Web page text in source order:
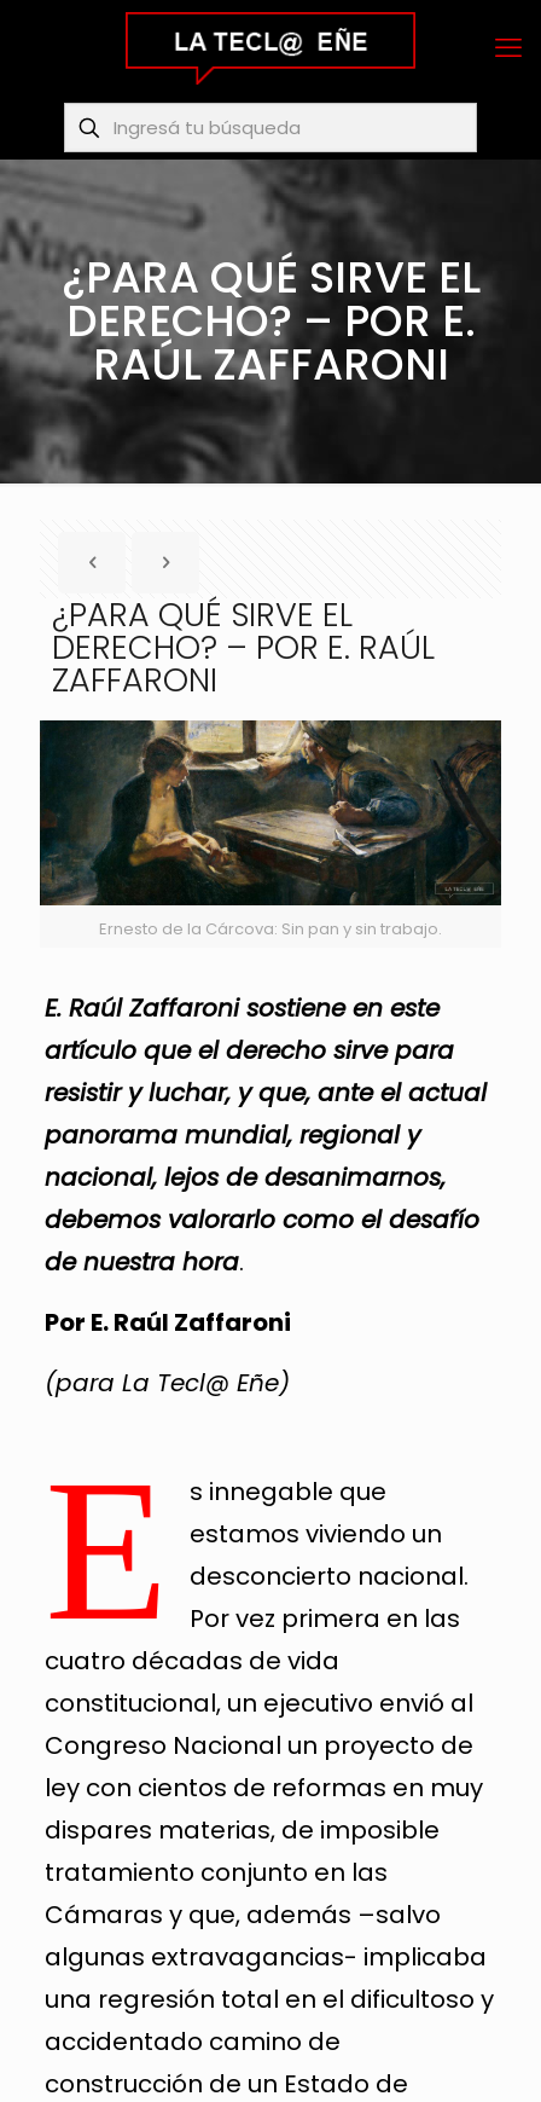
¿PARA QUÉ SIRVE EL
DERECHO? – POR E.
RAÚL ZAFFARONI
¿PARA QUÉ SIRVE EL
DERECHO? – POR E. RAÚL
ZAFFARONI
Ernesto de la Cárcova: Sin pan y sin trabajo.
E. Raúl Zaffaroni sostiene en este
artículo que el derecho sirve para
resistir y luchar, y que, ante el actual
panorama mundial, regional y
nacional, lejos de desanimarnos,
debemos valorarlo como el desafío
de nuestra hora.
Por E. Raúl Zaffaroni
(para La Tecl@ Eñe)
E
s innegable que
estamos viviendo un
desconcierto nacional.
Por vez primera en las
cuatro décadas de vida
constitucional, un ejecutivo envió al
Congreso Nacional un proyecto de
ley con cientos de reformas en muy
dispares materias, de imposible
tratamiento conjunto en las
Cámaras y que, además –salvo
algunas extravagancias- implicaba
una regresión total en el dificultoso y
accidentado camino de
construcción de un Estado de